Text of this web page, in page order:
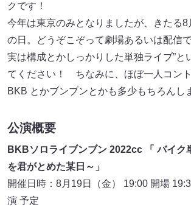
クです！
今年は東京のみとなりましたが、きたる8
の日。どうぞこぞって劇場あるいは配信
実は構成とかしっかりした単独ライブ”と
てください！ ちなみに、ほぼ一人コン
BKB とかブンブンとかも多少もちろんし
公演概要
BKBソロライブンブン 2022cc 「 バイク
を君がとめた某日～」
開催日時：8月19日（金） 19:00 開場
演 予定